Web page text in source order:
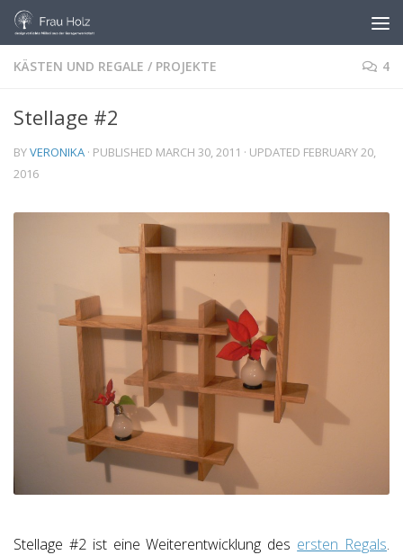
Skip to content
KÄSTEN UND REGALE / PROJEKTE 4
Stellage #2
BYVERONIKA · PUBLISHED MARCH 30, 2011 · UPDATED FEBRUARY 20,
2016
Stellage #2 ist eine Weiterentwicklung des ersten Regals.